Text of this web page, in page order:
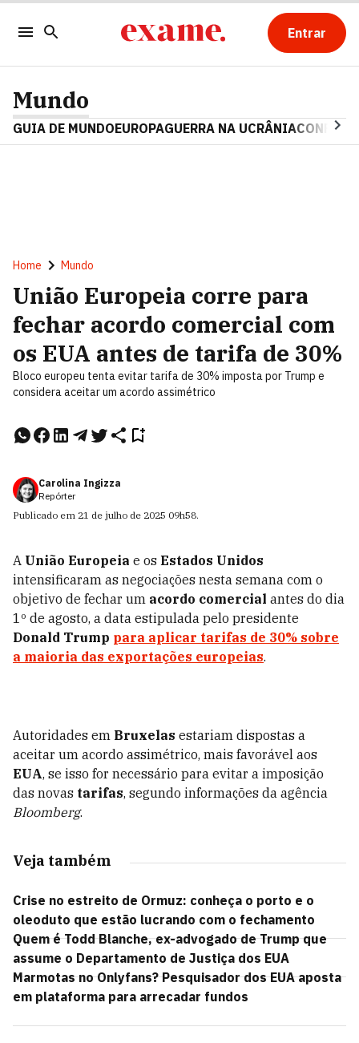
Entrar
Mundo
GUIA DE MUNDOEUROPAGUERRA NA UCRÂNIA
Home Mundo
União Europeia corre para
fechar acordo comercial com
os EUA antes de tarifa de 30%
Bloco europeu tenta evitar tarifa de 30% imposta por Trump e
considera aceitar um acordo assimétrico
Carolina Ingizza
Repórter
Publicado em 21 de julho de 2025 09h58.
A União Europeia e os Estados Unidos
intensificaram as negociações nesta semana com o
objetivo de fechar um acordo comercial antes do dia
1º de agosto, a data estipulada pelo presidente
Donald Trump para aplicar tarifas de 30% sobre
a maioria das exportações europeias.
Autoridades em Bruxelas estariam dispostas a
aceitar um acordo assimétrico, mais favorável aos
EUA, se isso for necessário para evitar a imposição
das novas tarifas, segundo informações da agência
Bloomberg.
Veja também
Crise no estreito de Ormuz: conheça o porto e o
oleoduto que estão lucrando com o fechamento
Quem é Todd Blanche, ex-advogado de Trump que
assume o Departamento de Justiça dos EUA
Marmotas no Onlyfans? Pesquisador dos EUA aposta
em plataforma para arrecadar fundos